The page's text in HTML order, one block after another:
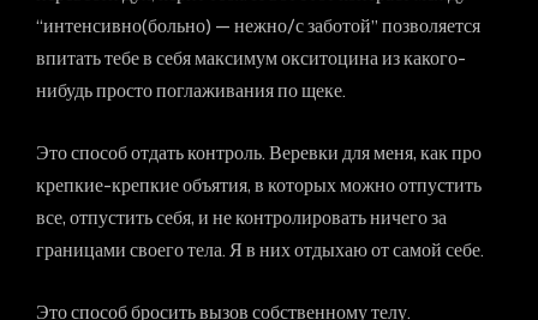
“интенсивно(больно) — нежно/с заботой” позволяется
впитать тебе в себя максимум окситоцина из какого-
нибудь просто поглаживания по щеке.
Это способ отдать контроль. Веревки для меня, как про
крепкие-крепкие объятия, в которых можно отпустить
все, отпустить себя, и не контролировать ничего за
границами своего тела. Я в них отдыхаю от самой себе.
Это способ бросить вызов собственному телу.